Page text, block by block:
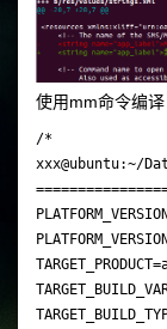
使用mm命令编译
/*
xxx@ubuntu:~/